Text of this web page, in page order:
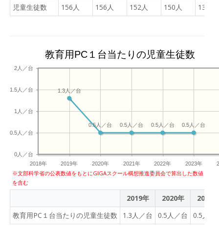
児童生徒数
156人 156人 152人 150人 137人
教育用PC１台当たりの児童生徒数
2018年 2019年 2020年 2021年 2022年 2023年
0人／台
0.5人／台
1人／台
1.5人／台
2人／台
0.5人／台
0.5人／台
0.5人／台
0.5人／台
1.3人／台
※文部科学省の公表数値をもとにGIGAスクール構想推進委員会で算出した数値
を含む
2019年 2020年
2021年
教育用PC１台当たりの児童生徒数
1.3人／台 0.5人／台 0.5人／